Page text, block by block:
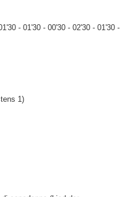
- 01'30 - 00'30 - 02'30 - 01'30 -
1)